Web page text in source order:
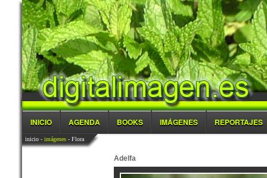
INICIO AGENDA BOOKS IMÁGENES REPORTAJES
inicio- imágenes- Flora
Adelfa